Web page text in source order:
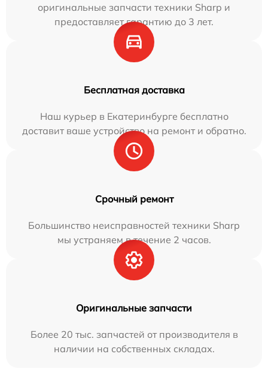
оригинальные запчасти техники Sharp и
предоставляет гарантию до 3 лет.
Бесплатная доставка
Наш курьер в Екатеринбурге бесплатно
доставит ваше устройство на ремонт и обратно.
Срочный ремонт
Большинство неисправностей техники Sharp
мы устраняем в течение 2 часов.
Оригинальные запчасти
Более 20 тыс. запчастей от производителя в
наличии на собственных складах.